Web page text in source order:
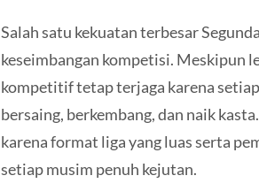
Salah satu kekuatan terbesar
keseimbangan kompetisi. Meskipun
kompetitif tetap terjaga karena
bersaing, berkembang, dan naik
karena format liga yang luas serta
setiap musim penuh kejutan.